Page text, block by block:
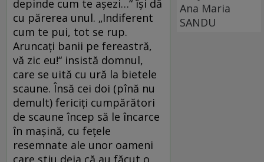
depinde cum te aşezi…“ îşi dă
cu părerea unul. „Indiferent
cum te pui, tot se rup.
Aruncaţi banii pe fereastră,
vă zic eu!“ insistă domnul,
care se uită cu ură la bietele
scaune. Însă cei doi (pînă nu
demult) fericiţi cumpărători
de scaune încep să le încarce
în maşină, cu feţele
resemnate ale unor oameni
care ştiu deja că au făcut o
Ana Maria
SANDU